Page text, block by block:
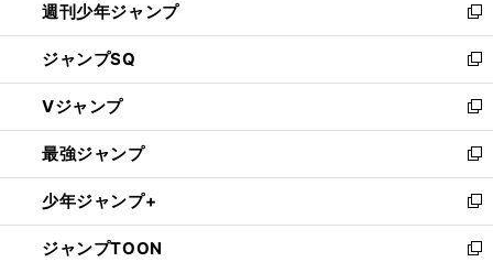
く
週刊少年ジャンプ
新
し
い
ウ
ィ
ン
ド
ウ
で
開
く
ジャンプSQ
新
し
い
ウ
ィ
ン
ド
ウ
で
Vジャンプ
新
し
い
ウ
ィ
ン
ド
最強ジャンプ
新
し
い
ウ
ィ
少年ジャンプ+
新
し
い
ジャンプTOON
新